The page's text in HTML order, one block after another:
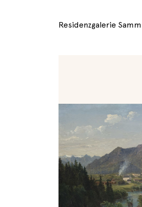
Residenzgalerie